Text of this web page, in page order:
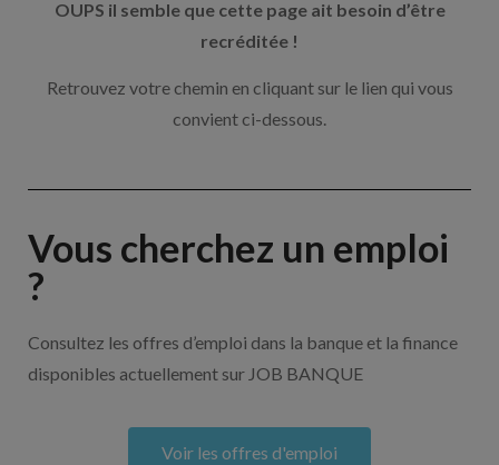
OUPS il semble que cette page ait besoin d’être
recréditée !
Retrouvez votre chemin en cliquant sur le lien qui vous
convient ci-dessous.
Vous cherchez un emploi
?
Consultez les offres d’emploi dans la banque et la finance
disponibles actuellement sur JOB BANQUE
Voir les offres d'emploi